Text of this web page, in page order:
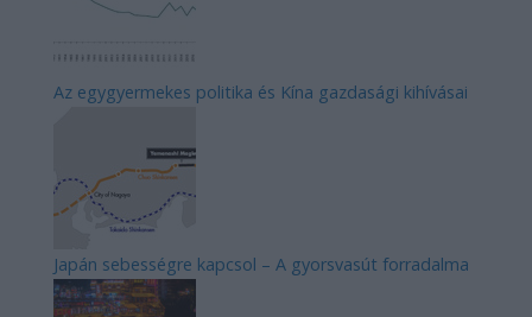
Az egygyermekes politika és Kína gazdasági kihívásai
Japán sebességre kapcsol – A gyorsvasút forradalma